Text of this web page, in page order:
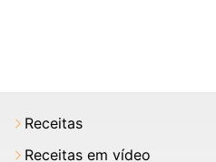
Receitas
Receitas em vídeo